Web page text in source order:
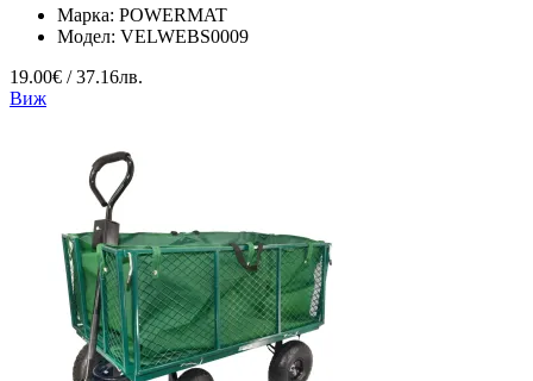
Марка: POWERMAT
Модел: VELWEBS0009
19.00€ / 37.16лв.
Виж